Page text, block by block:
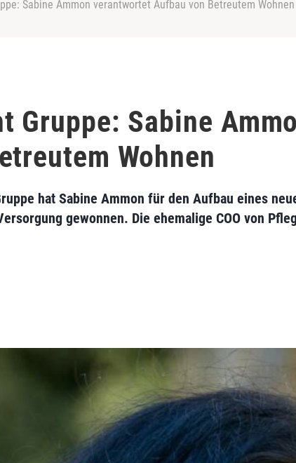
Sabine Ammon verantwortet Aufbau von Betreutem Wohnen
Gruppe: Sabine
Wohnen
hat Sabine Ammon für den Aufbau eines
gewonnen. Die ehemalige COO von